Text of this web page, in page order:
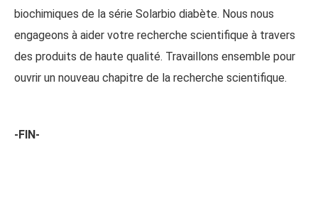
biochimiques de la série Solarbio diabète. Nous nous
engageons à aider votre recherche scientifique à travers
des produits de haute qualité. Travaillons ensemble pour
ouvrir un nouveau chapitre de la recherche scientifique.
-FIN-